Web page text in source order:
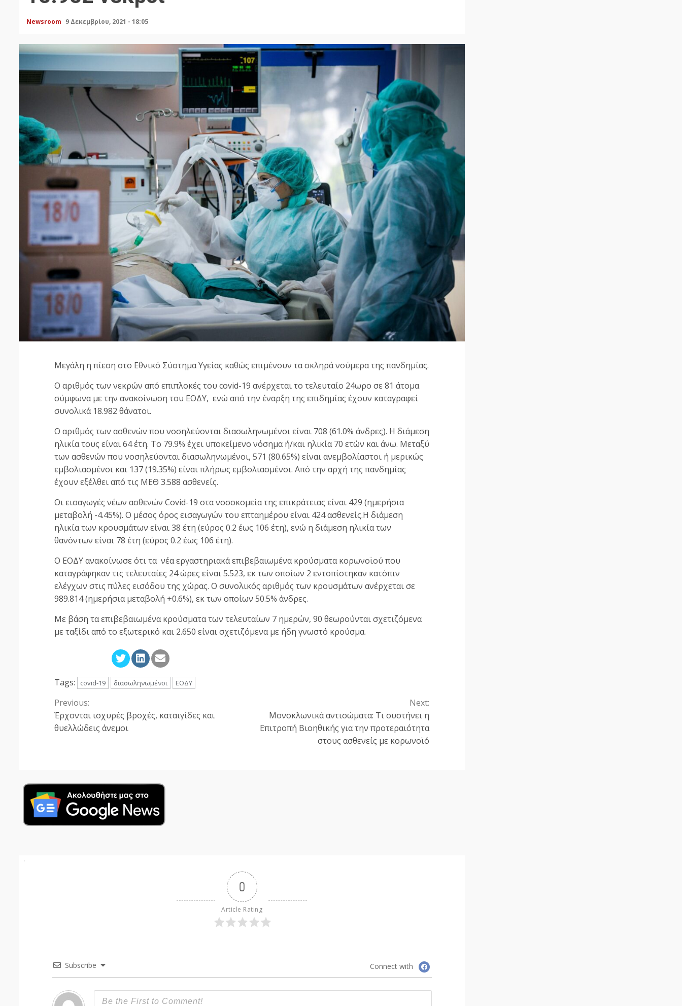
Newsroom 9 Δεκεμβρίου, 2021 - 18:05
Μεγάλη η πίεση στο Εθνικό Σύστημα Υγείας καθώς επιμένουν τα σκληρά νούμερα της πανδημίας.
Ο αριθμός των νεκρών από επιπλοκές του covid-19 ανέρχεται το τελευταίο 24ωρο σε 81 άτομα
σύμφωνα με την ανακοίνωση του ΕΟΔΥ, ενώ από την έναρξη της επιδημίας έχουν καταγραφεί
συνολικά 18.982 θάνατοι.
Ο αριθμός των ασθενών που νοσηλεύονται διασωληνωμένοι είναι 708 (61.0% άνδρες). Η διάμεση
ηλικία τους είναι 64 έτη. To 79.9% έχει υποκείμενο νόσημα ή/και ηλικία 70 ετών και άνω. Μεταξύ
των ασθενών που νοσηλεύονται διασωληνωμένοι, 571 (80.65%) είναι ανεμβολίαστοι ή μερικώς
εμβολιασμένοι και 137 (19.35%) είναι πλήρως εμβολιασμένοι. Από την αρχή της πανδημίας
έχουν εξέλθει από τις ΜΕΘ 3.588 ασθενείς.
Οι εισαγωγές νέων ασθενών Covid-19 στα νοσοκομεία της επικράτειας είναι 429 (ημερήσια
μεταβολή -4.45%). Ο μέσος όρος εισαγωγών του επταημέρου είναι 424 ασθενείς.Η διάμεση
ηλικία των κρουσμάτων είναι 38 έτη (εύρος 0.2 έως 106 έτη), ενώ η διάμεση ηλικία των
θανόντων είναι 78 έτη (εύρος 0.2 έως 106 έτη).
Ο ΕΟΔΥ ανακοίνωσε ότι τα νέα εργαστηριακά επιβεβαιωμένα κρούσματα κορωνοϊού που
καταγράφηκαν τις τελευταίες 24 ώρες είναι 5.523, εκ των οποίων 2 εντοπίστηκαν κατόπιν
ελέγχων στις πύλες εισόδου της χώρας. Ο συνολικός αριθμός των κρουσμάτων ανέρχεται σε
989.814 (ημερήσια μεταβολή +0.6%), εκ των οποίων 50.5% άνδρες.
Με βάση τα επιβεβαιωμένα κρούσματα των τελευταίων 7 ημερών, 90 θεωρούνται σχετιζόμενα
με ταξίδι από το εξωτερικό και 2.650 είναι σχετιζόμενα με ήδη γνωστό κρούσμα.
Tags: covid-19 διασωληνωμένοι ΕΟΔΥ
Continue
Reading
Previous:
Έρχονται ισχυρές βροχές, καταιγίδες και
θυελλώδεις άνεμοι
Next:
Μονοκλωνικά αντισώματα: Τι συστήνει η
Επιτροπή Βιοηθικής για την προτεραιότητα
στους ασθενείς με κορωνοϊό
0
Article Rating
Subscribe Connect with